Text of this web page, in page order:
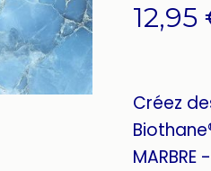
12,95
Créez
MARBRE